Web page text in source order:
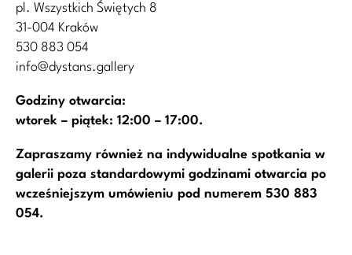
pl. Wszystkich Świętych 8
31-004 Kraków
530 883 054
info@dystans.gallery
Godziny otwarcia:
wtorek – piątek: 12:00 – 17:00.
Zapraszamy również na indywidualne spotkania w
galerii poza standardowymi godzinami otwarcia po
wcześniejszym umówieniu pod numerem 530 883
054.